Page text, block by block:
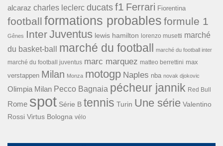
alcaraz charles leclerc ducats f1 Ferrari Fiorentina
football formations probables formule 1
Gênes InterJuventus lewis hamilton lorenzo musetti marché
du basket-ball
marché du football marché du football inter
marché du football juventus marc marquez matteo berrettini max
verstappen Milan Monza motogp Naples nba novak djokovic
Olimpia Milan Pecco Bagnaia pécheur jannik Red Bull
Rome spot Série B tennis Turin Une série Valentino
Rossi Virtus Bologna vélo